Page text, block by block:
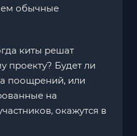
обычные
киты решат
проекту? Будет ли
поощрений, или
на
окажутся в